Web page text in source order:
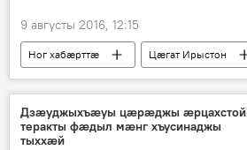
9 августы 2016, 12:15
Ног хабӕрттӕ Цӕгат Ирыстон
Дзӕуджыхъӕуы цӕрӕджы ӕрцахстой
теракты фӕдыл мӕнг хъусинаджы
тыххӕй